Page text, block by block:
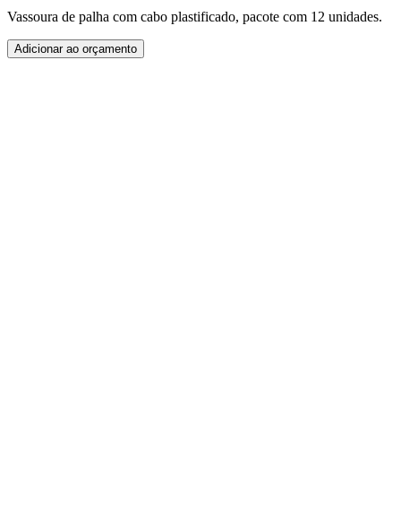
Vassoura de palha com cabo plastificado, pacote com 12 unidades.
Adicionar ao orçamento